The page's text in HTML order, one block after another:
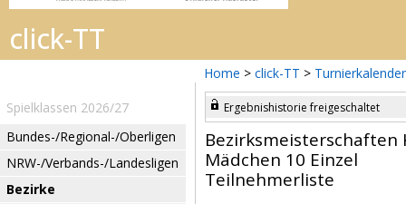
Home > click-TT > Turnierkalender
Spielklassen 2026/27
Bundes-/Regional-/Oberligen
NRW-/Verbands-/Landesligen
Bezirke
Ergebnishistorie freigeschaltet
Bezirksmeisterschaften
Mädchen 10 Einzel
Teilnehmerliste